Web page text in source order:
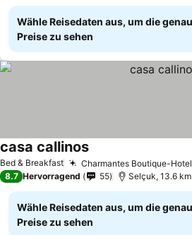
Wähle Reisedaten aus, um die
Preise zu sehen
Bed & Breakfast Charmantes Boutique-
casa callinosPreise sehen
8.7 Hervorragend 55 Selçuk, 13.6
Wähle Reisedaten aus, um die
Preise zu sehen